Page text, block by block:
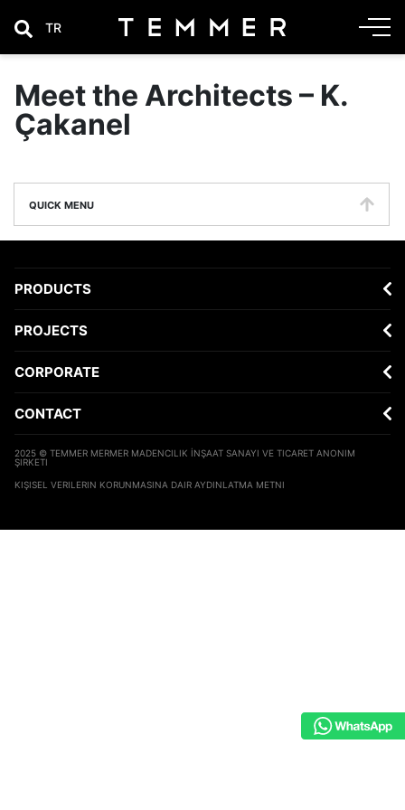
TR
Meet the Architects – K.
Çakanel
QUICK MENU
PRODUCTS
PROJECTS
CORPORATE
CONTACT
2025 © TEMMER MERMER MADENCILIK İNŞAAT SANAYI VE TICARET ANONIM
ŞIRKETI
KIŞISEL VERILERIN KORUNMASINA DAIR AYDINLATMA METNI